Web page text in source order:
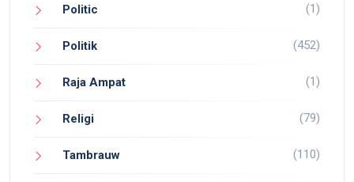
Politic (1)
Politik (452)
Raja Ampat (1)
Religi (79)
Tambrauw (110)